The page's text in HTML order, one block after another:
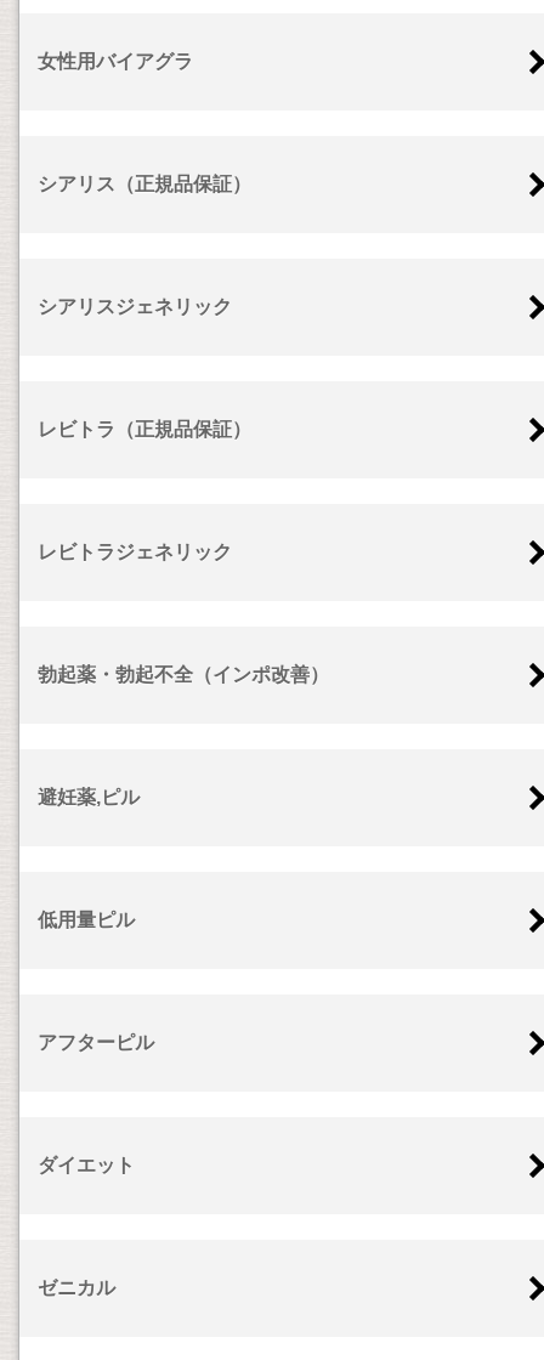
女性用バイアグラ
シアリス（正規品保証）
シアリスジェネリック
レビトラ（正規品保証）
レビトラジェネリック
勃起薬・勃起不全（インポ改善）
避妊薬,ピル
低用量ピル
アフターピル
ダイエット
ゼニカル